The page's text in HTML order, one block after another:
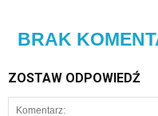
BRAK
ZOSTAW ODPOWIEDŹ